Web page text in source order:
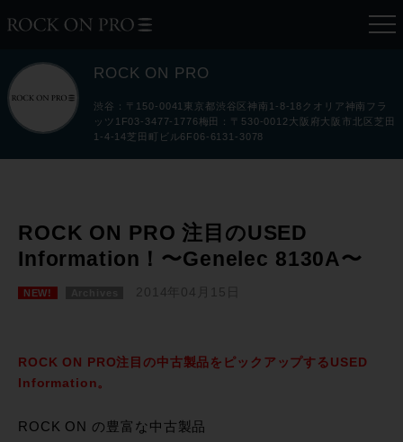
ROCK ON PRO
渋谷：〒150-0041東京都渋谷区神南1-8-18クオリア神南フラ
ッツ1F03-3477-1776梅田：〒530-0012大阪府大阪市北区芝田
1-4-14芝田町ビル6F06-6131-3078
ROCK ON PRO 注目のUSED
Information！〜Genelec 8130A〜
NEW! 2014年04月15日
ROCK ON PRO注目の中古製品をピックアップするUSED
Information。
ROCK ON の豊富な中古製品